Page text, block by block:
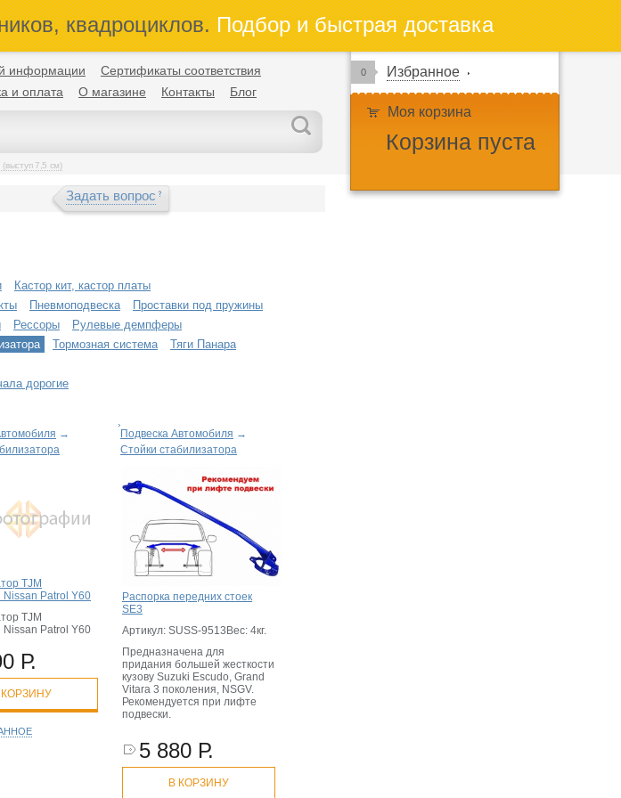
квадроциклов.Подбор и быстрая доставка
информации
Сертификаты соответствия
и оплата О магазине Контакты Блог
7,5 см)
0 Избранное
Моя корзина
Корзина пуста
Задать вопрос
Кастор кит, кастор платы
Пневмоподвеска
Проставки под пружины
Рессоры
Рулевые демпферы
Тормозная система Тяги Панара
дорогие
→
TJM
Patrol Y60
TJM
Patrol Y60
Р.
КОРЗИНУ
Подвеска Автомобиля →
Стойки стабилизатора
Распорка передних стоек
SE3
Артикул: SUSS-9513Вес: 4кг.
Предназначена для
придания большей жесткости
кузову Suzuki Escudo, Grand
Vitara 3 поколения, NSGV.
Рекомендуется при лифте
подвески.
5 880 Р.
В КОРЗИНУ